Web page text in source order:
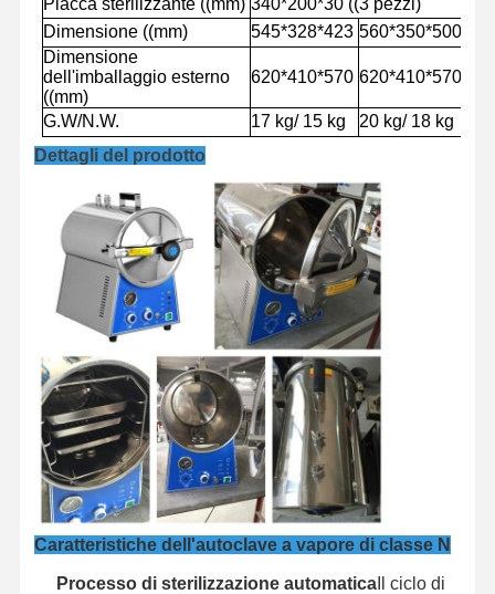
Visita Alla
Fabbrica
Controllo
Qualità
Contattaci Notizie
Casi
Sterilizzatore orizzontale dell'autoclave
Dimensione ((mm)
545*328*423 560*350*500
Dimensione
dell'imballaggio esterno
((mm)
620*410*570 620*410*570
G.W/N.W. 17 kg/ 15 kg
20 kg/ 18 kg
Dettagli del prodotto
Caratteristiche dell'autoclave a vapore di classe N
Processo di sterilizzazione automaticaIl ciclo di